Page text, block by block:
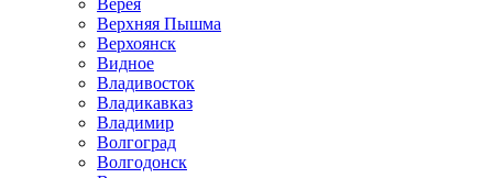
Верея
Верхняя Пышма
Верхоянск
Видное
Владивосток
Владикавказ
Владимир
Волгоград
Волгодонск